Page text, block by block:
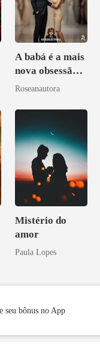
A babá é a mais
nova obsessão
do CEO
Roseanautora
Mistério do
amor
Paula Lopes
seu bônus no App